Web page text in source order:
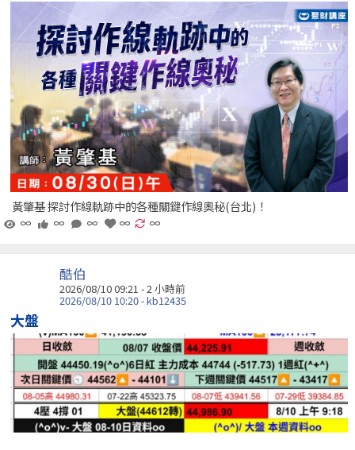
黃肇基 探討作線軌跡中的各種關鍵作線奧秘(台北)！
∞
∞ ∞ ∞ ∞
酷伯
2026/08/10 09:21 -2 小時前
2026/08/10 10:20 - kb12435
大盤